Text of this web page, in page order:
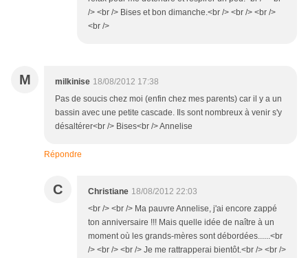
/> <br /> Bises et bon dimanche.<br /> <br /> <br />
<br />
M milkinise 18/08/2012 17:38
Pas de soucis chez moi (enfin chez mes parents) car il y a un
bassin avec une petite cascade. Ils sont nombreux à venir s'y
désaltérer<br /> Bises<br /> Annelise
Répondre
C Christiane 18/08/2012 22:03
<br /> <br /> Ma pauvre Annelise, j'ai encore zappé
ton anniversaire !!! Mais quelle idée de naître à un
moment où les grands-mères sont débordées......<br
/> <br /> <br /> Je me rattrapperai bientôt.<br /> <br />